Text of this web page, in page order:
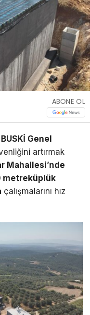
ABONE OL
Genel
artırmak
Mahallesi’nde
metreküplük
çalışmalarını hız